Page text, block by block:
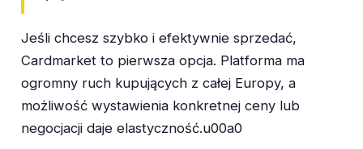
Jeśli chcesz szybko i efektywnie sprzedać,
Cardmarket to pierwsza opcja. Platforma ma
ogromny ruch kupujących z całej Europy, a
możliwość wystawienia konkretnej ceny lub
negocjacji daje elastyczność.u00a0